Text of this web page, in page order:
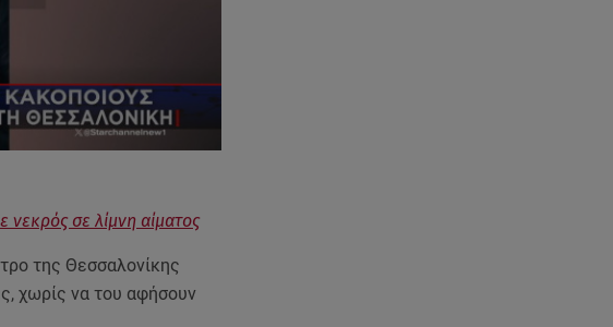
σε λίμνη αίματος
της Θεσσαλονίκης
χωρίς να του αφήσουν